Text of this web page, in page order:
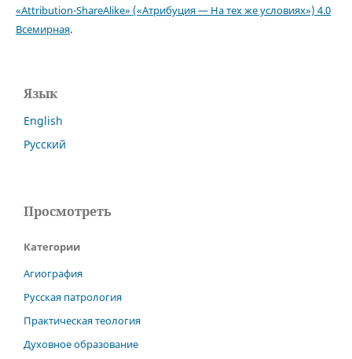
«Attribution-ShareAlike» («Атрибуция — На тех же условиях») 4.0
Всемирная.
Язык
English
Русский
Просмотреть
Категории
Агиография
Русская патрология
Практическая теология
Духовное образование